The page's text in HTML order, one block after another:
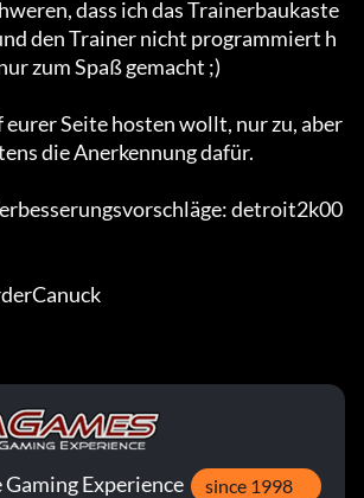
dass ich das Trainerbaukaste
den Trainer nicht programmiert h
zum Spaß gemacht ;)
Seite hosten wollt, nur zu, aber
die Anerkennung dafür.
detroit2k00
Experience since 1998